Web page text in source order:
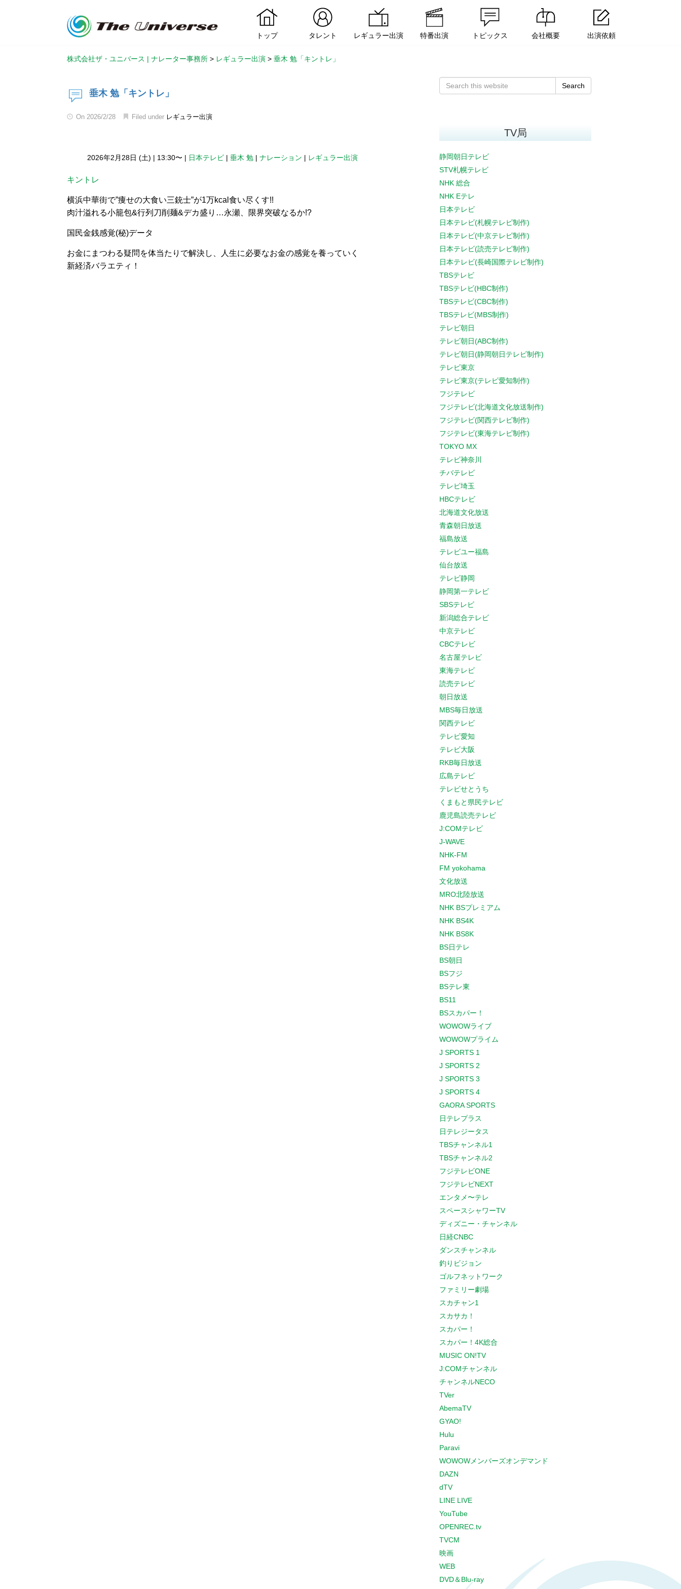
トップ タレント レギュラー出演 特番出演 トピックス 会社概要 出演依頼
株式会社ザ・ユニバース | ナレーター事務所 > レギュラー出演 > 垂木 勉「キントレ」
垂木 勉「キントレ」
On 2026/2/28 Filed under レギュラー出演
2026年2月28日 (土) | 13:30〜 | 日本テレビ | 垂木 勉 | ナレーション | レギュラー出演
キントレ
横浜中華街で”痩せの大食い三銃士”が1万kcal食い尽くす!!
肉汁溢れる小籠包&行列刀削麺&デカ盛り…永瀬、限界突破なるか!?
国民金銭感覚(秘)データ
お金にまつわる疑問を体当たりで解決し、人生に必要なお金の感覚を養っていく
新経済バラエティ！
Search
TV局
静岡朝日テレビ
STV札幌テレビ
NHK 総合
NHK Eテレ
日本テレビ
日本テレビ(札幌テレビ制作)
日本テレビ(中京テレビ制作)
日本テレビ(読売テレビ制作)
日本テレビ(長崎国際テレビ制作)
TBSテレビ
TBSテレビ(HBC制作)
TBSテレビ(CBC制作)
TBSテレビ(MBS制作)
テレビ朝日
テレビ朝日(ABC制作)
テレビ朝日(静岡朝日テレビ制作)
テレビ東京
テレビ東京(テレビ愛知制作)
フジテレビ
フジテレビ(北海道文化放送制作)
フジテレビ(関西テレビ制作)
フジテレビ(東海テレビ制作)
TOKYO MX
テレビ神奈川
チバテレビ
テレビ埼玉
HBCテレビ
北海道文化放送
青森朝日放送
福島放送
テレビユー福島
仙台放送
テレビ静岡
静岡第一テレビ
SBSテレビ
新潟総合テレビ
中京テレビ
CBCテレビ
名古屋テレビ
東海テレビ
読売テレビ
朝日放送
MBS毎日放送
関西テレビ
テレビ愛知
テレビ大阪
RKB毎日放送
広島テレビ
テレビせとうち
くまもと県民テレビ
鹿児島読売テレビ
J:COMテレビ
J-WAVE
NHK-FM
FM yokohama
文化放送
MRO北陸放送
NHK BSプレミアム
NHK BS4K
NHK BS8K
BS日テレ
BS朝日
BSフジ
BSテレ東
BS11
BSスカパー！
WOWOWライブ
WOWOWプライム
J SPORTS 1
J SPORTS 2
J SPORTS 3
J SPORTS 4
GAORA SPORTS
日テレプラス
日テレジータス
TBSチャンネル1
TBSチャンネル2
フジテレビONE
フジテレビNEXT
エンタメ〜テレ
スペースシャワーTV
ディズニー・チャンネル
日経CNBC
ダンスチャンネル
釣りビジョン
ゴルフネットワーク
ファミリー劇場
スカチャン1
スカサカ！
スカパー！
スカパー！4K総合
MUSIC ON!TV
J:COMチャンネル
チャンネルNECO
TVer
AbemaTV
GYAO!
Hulu
Paravi
WOWOWメンバーズオンデマンド
DAZN
dTV
LINE LIVE
YouTube
OPENREC.tv
TVCM
映画
WEB
DVD＆Blu-ray